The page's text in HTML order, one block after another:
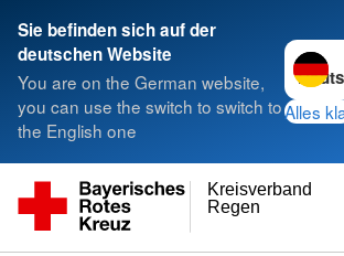
Sie befinden sich auf der
deutschen Website
You are on the German website,
you can use the switch to switch to
the English one
Alles
Regen
Kreisverband